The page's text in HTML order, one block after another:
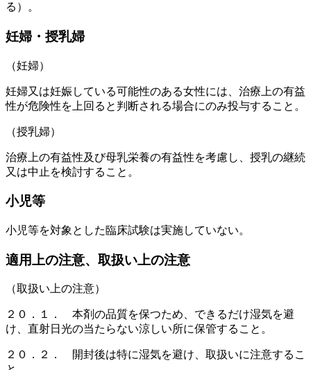
る）。
妊婦・授乳婦
（妊婦）
妊婦又は妊娠している可能性のある女性には、治療上の有益
性が危険性を上回ると判断される場合にのみ投与すること。
（授乳婦）
治療上の有益性及び母乳栄養の有益性を考慮し、授乳の継続
又は中止を検討すること。
小児等
小児等を対象とした臨床試験は実施していない。
適用上の注意、取扱い上の注意
（取扱い上の注意）
２０．１． 本剤の品質を保つため、できるだけ湿気を避
け、直射日光の当たらない涼しい所に保管すること。
２０．２． 開封後は特に湿気を避け、取扱いに注意するこ